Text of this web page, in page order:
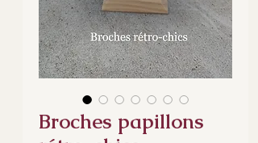
Broches papillons